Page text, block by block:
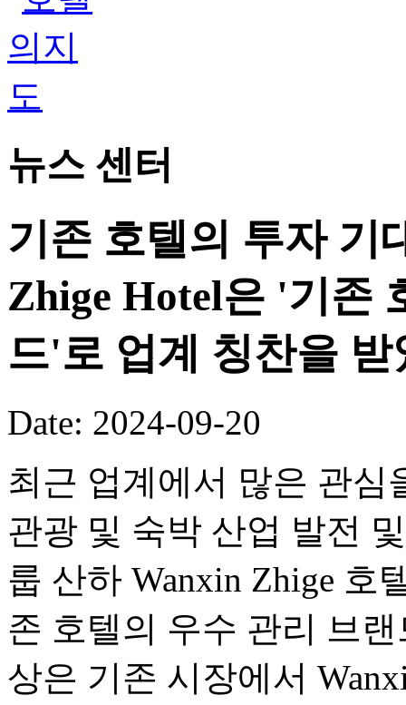
뉴스 센터
기존 호텔의 투자 기
Zhige Hotel은 '기존
드'로 업계 칭찬을 받
Date: 2024-09-20
최근 업계에서 많은 관심
관광 및 숙박 산업 발전
룹 산하 Wanxin Zhige 호
존 호텔의 우수 관리 브
상은 기존 시장에서